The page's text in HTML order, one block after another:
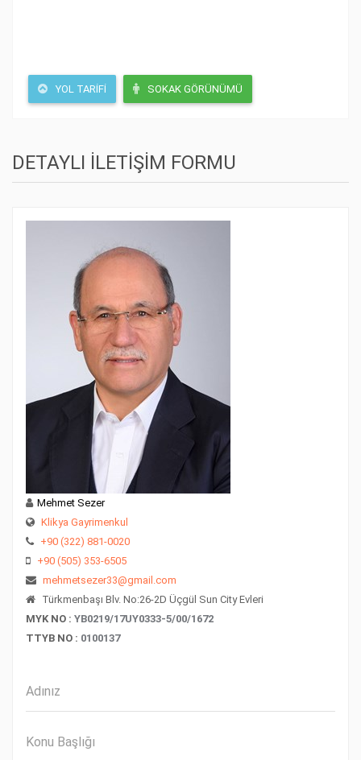
YOL TARIFI SOKAK GÖRÜNÜMÜ
DETAYLI İLETİŞİM FORMU
Mehmet Sezer
Klikya Gayrimenkul
+90 (322) 881-0020
+90 (505) 353-6505
mehmetsezer33@gmail.com
Türkmenbaşı Blv. No:26-2D Üçgül Sun City Evleri
MYK NO : YB0219/17UY0333-5/00/1672
TTYB NO : 0100137